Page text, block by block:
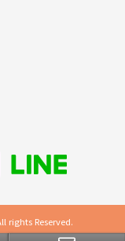
rights Reserved.
ス